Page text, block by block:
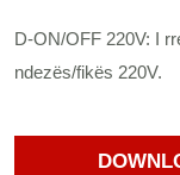
D-ON/OFF 220V: I
ndezës/fikës 220V.